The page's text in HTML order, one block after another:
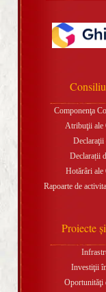
Componenţa
Atribuţii ale
Declaraţii
Declarații
Hotărâri
Rapoarte de
Proiecte
Investiţii
Oportunităţi